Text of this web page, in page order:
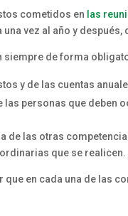
cometidos en las
vez al año y
siempre de forma
y de las cuentas
las personas que deben
de las otras
que se realicen.
que en cada una de las